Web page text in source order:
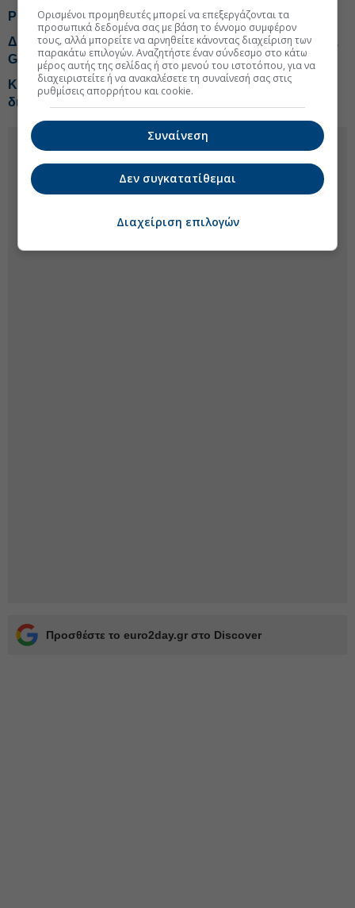
Profit taking αλλά και… νικητές στο Χρηματιστήριο
ΔΕΗ: Τελική ευθεία για το Data Center, το σενάριο για 1
GW
Κυβέρνηση: Στήριξη βιομηχανικών επενδύσεων 3,7
δισ. και 11 μεταρρυθμίσεις
Προσθέστε το euro2day.gr στο Discover
Ορισμένοι προμηθευτές μπορεί να επεξεργάζονται τα
προσωπικά δεδομένα σας με βάση το έννομο συμφέρον
τους, αλλά μπορείτε να αρνηθείτε κάνοντας διαχείριση των
παρακάτω επιλογών. Αναζητήστε έναν σύνδεσμο στο κάτω
μέρος αυτής της σελίδας ή στο μενού του ιστοτόπου, για να
διαχειριστείτε ή να ανακαλέσετε τη συναίνεσή σας στις
ρυθμίσεις απορρήτου και cookie.
Συναίνεση
Δεν συγκατατίθεμαι
Διαχείριση επιλογών